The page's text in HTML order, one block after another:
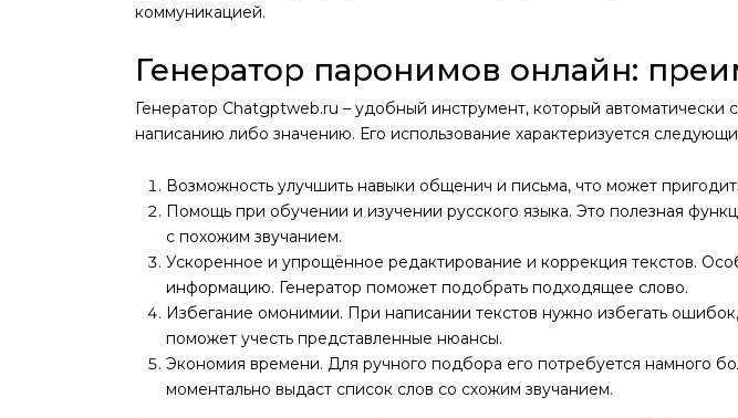
коммуникацией.
Генератор паронимов онлайн:
Генератор Chatgptweb.ru – удобный инструмент, который
написанию либо значению. Его использование характеризуется
Возможность улучшить навыки общенич и письма, что может
Помощь при обучении и изучении русского языка. Это полезная
с похожим звучанием.
Ускоренное и упрощённое редактирование и коррекция текстов.
информацию. Генератор поможет подобрать подходящее слово.
Избегание омонимии. При написании текстов нужно избегать
поможет учесть представленные нюансы.
Экономия времени. Для ручного подбора его потребуется намного
моментально выдаст список слов со схожим звучанием.